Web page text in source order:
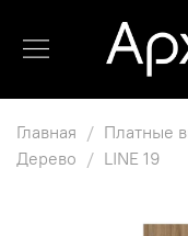
Главная
Платные
Дерево
LINE 19